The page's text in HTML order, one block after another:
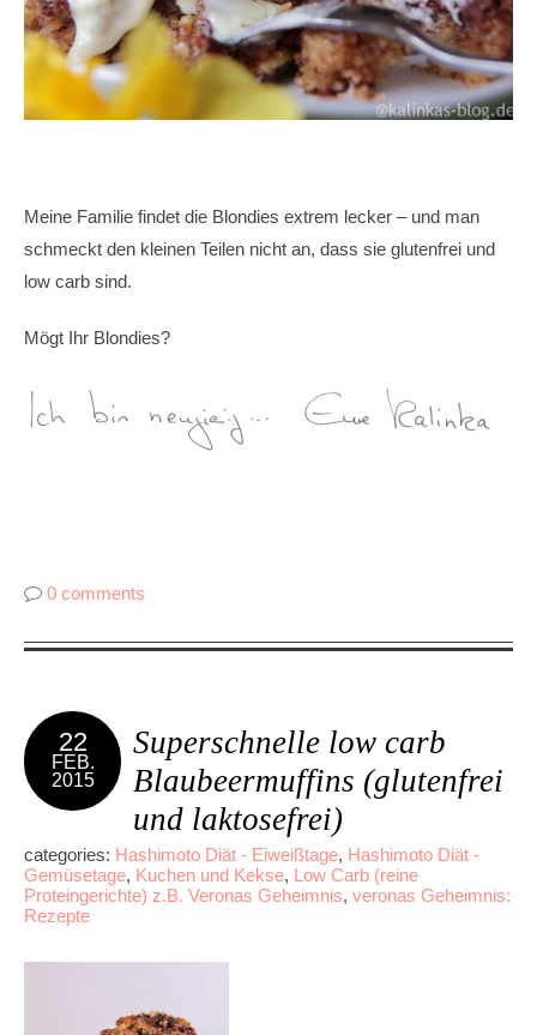
Meine Familie findet die Blondies extrem lecker – und man
schmeckt den kleinen Teilen nicht an, dass sie glutenfrei und
low carb sind.
Mögt Ihr Blondies?
0 comments
22
FEB.
2015
Superschnelle low carb
Blaubeermuffins (glutenfrei
und laktosefrei)
categories: Hashimoto Diät - Eiweißtage, Hashimoto Diät -
Gemüsetage, Kuchen und Kekse, Low Carb (reine
Proteingerichte) z.B. Veronas Geheimnis, veronas Geheimnis:
Rezepte